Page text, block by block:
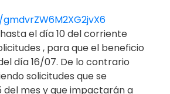
el día 10 del corriente
, para que el beneficio
día 16/07. De lo contrario
solicitudes que se
del mes y que impactarán a